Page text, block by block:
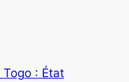
Togo : État